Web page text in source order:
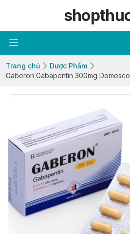
Trang chủ
Dược Phẩm
Gaberon Gabapentin 300mg